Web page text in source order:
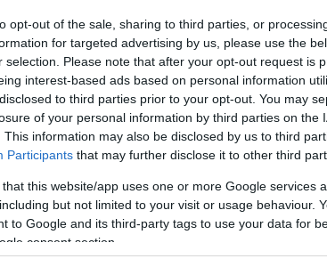
opt-out of the sale, sharing to third parties, or
for targeted advertising by us, please use the
selection. Please note that after your opt-out request is
interest-based ads based on personal information
to third parties prior to your opt-out. You may
of your personal information by third parties on the
This information may also be disclosed by us to third
Participants that may further disclose it to other third
that this website/app uses one or more Google services
but not limited to your visit or usage behaviour.
to Google and its third-party tags to use your data for
consent section.